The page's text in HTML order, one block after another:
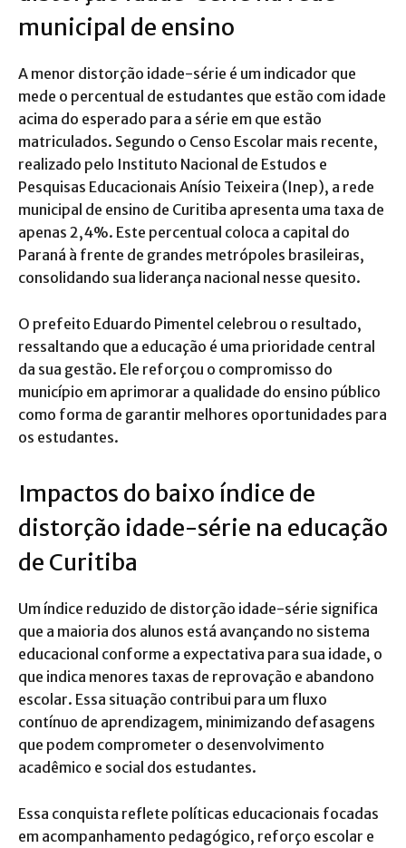
municipal de ensino
A menor distorção idade-série é um indicador que
mede o percentual de estudantes que estão com idade
acima do esperado para a série em que estão
matriculados. Segundo o Censo Escolar mais recente,
realizado pelo Instituto Nacional de Estudos e
Pesquisas Educacionais Anísio Teixeira (Inep), a rede
municipal de ensino de Curitiba apresenta uma taxa de
apenas 2,4%. Este percentual coloca a capital do
Paraná à frente de grandes metrópoles brasileiras,
consolidando sua liderança nacional nesse quesito.
O prefeito Eduardo Pimentel celebrou o resultado,
ressaltando que a educação é uma prioridade central
da sua gestão. Ele reforçou o compromisso do
município em aprimorar a qualidade do ensino público
como forma de garantir melhores oportunidades para
os estudantes.
Impactos do baixo índice de
distorção idade-série na educação
de Curitiba
Um índice reduzido de distorção idade-série significa
que a maioria dos alunos está avançando no sistema
educacional conforme a expectativa para sua idade, o
que indica menores taxas de reprovação e abandono
escolar. Essa situação contribui para um fluxo
contínuo de aprendizagem, minimizando defasagens
que podem comprometer o desenvolvimento
acadêmico e social dos estudantes.
Essa conquista reflete políticas educacionais focadas
em acompanhamento pedagógico, reforço escolar e